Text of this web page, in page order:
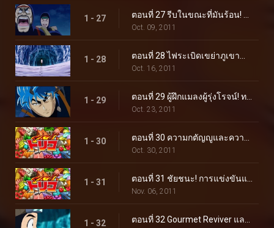
1 - 27
Oct. 09, 2011
1 - 28
Oct. 16, 2011
1 - 29
Oct. 23, 2011
1 - 30
Oct. 30, 2011
1 - 31
Nov. 06, 2011
1 - 32